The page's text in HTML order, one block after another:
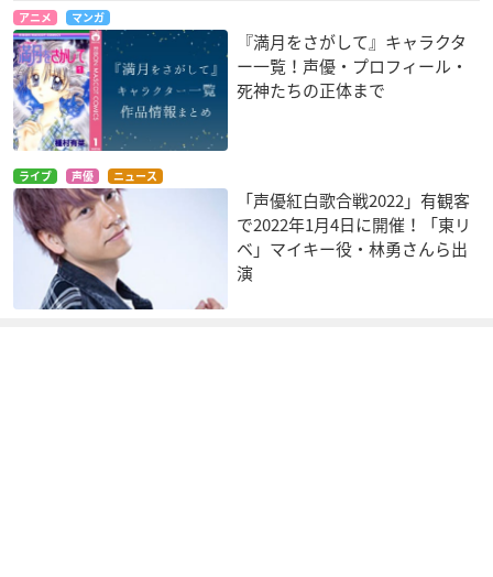
アニメ マンガ
『満月をさがして』キャラクタ
ー一覧！声優・プロフィール・
死神たちの正体まで
ライブ 声優 ニュース
「声優紅白歌合戦2022」有観客
で2022年1月4日に開催！「東リ
ベ」マイキー役・林勇さんら出
演